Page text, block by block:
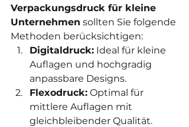
Verpackungsdruck für kleine
Unternehmen sollten Sie folgende
Methoden berücksichtigen:
Digitaldruck: Ideal für kleine
Auflagen und hochgradig
anpassbare Designs.
Flexodruck: Optimal für
mittlere Auflagen mit
gleichbleibender Qualität.